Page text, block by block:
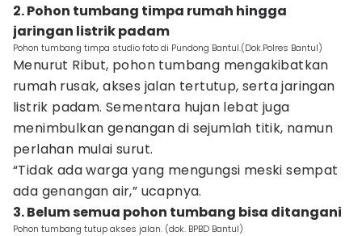
2. Pohon tumbang timpa rumah hingga
jaringan listrik padam
Pohon tumbang timpa studio foto di Pundong Bantul.(Dok.Polres Bantul)
Menurut Ribut, pohon tumbang mengakibatkan
rumah rusak, akses jalan tertutup, serta jaringan
listrik padam. Sementara hujan lebat juga
menimbulkan genangan di sejumlah titik, namun
perlahan mulai surut.
“Tidak ada warga yang mengungsi meski sempat
ada genangan air,” ucapnya.
3. Belum semua pohon tumbang bisa ditangani
Pohon tumbang tutup akses jalan. (dok. BPBD Bantul)